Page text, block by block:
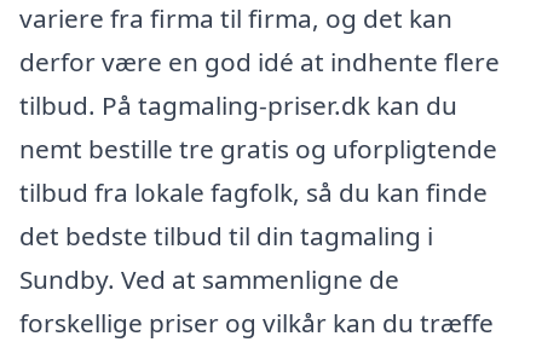
variere fra firma til firma, og det kan
derfor være en god idé at indhente flere
tilbud. På tagmaling-priser.dk kan du
nemt bestille tre gratis og uforpligtende
tilbud fra lokale fagfolk, så du kan finde
det bedste tilbud til din tagmaling i
Sundby. Ved at sammenligne de
forskellige priser og vilkår kan du træffe